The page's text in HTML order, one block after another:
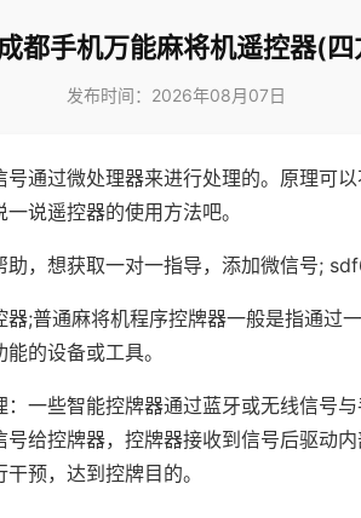
都手机万能麻将机遥控器(
发布时间：2026年08月07日
通过微处理器来进行处理的。原理可
说遥控器的使用方法吧。
，想获取一对一指导，添加微信号;
;普通麻将机程序控牌器一般是指通过
的设备或工具。
：一些智能控牌器通过蓝牙或无线信号
给控牌器，控牌器接收到信号后驱动
预，达到控牌目的。